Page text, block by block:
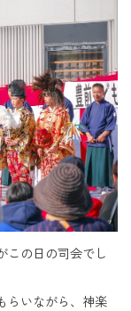
この日の司会でし
らいながら、神楽